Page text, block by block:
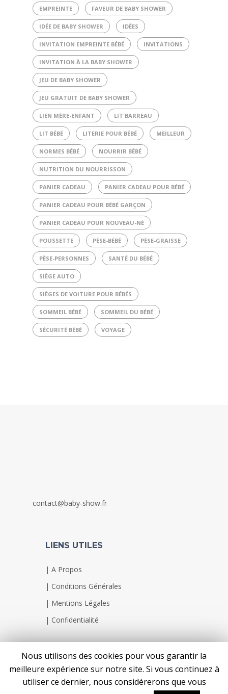
EMPREINTE FAVEUR DE BABY SHOWER
IDÉE DE BABY SHOWER IDÉES
INVITATION EMPREINTE BÉBÉ INVITATIONS
INVITATION À LA BABY SHOWER
JEU DE BABY SHOWER
JEU GRATUIT DE BABY SHOWER
LIEN MÈRE-ENFANT LIT BARREAU
LIT BÉBÉ LITERIE POUR BÉBÉ MEILLEUR
NORMES BÉBÉ NOURRIR BÉBÉ
NUTRITION DU NOURRISSON
PANIER CADEAU PANIER CADEAU POUR BÉBÉ
PANIER CADEAU POUR BÉBÉ GARÇON
PANIER CADEAU POUR NOUVEAU-NÉ
POUSSETTE PÈSE-BÉBÉ PÈSE-GRAISSE
PÈSE-PERSONNES SANTÉ DU BÉBÉ
SIÈGE AUTO
SIÈGES DE VOITURE POUR BÉBÉS
SOMMEIL BÉBÉ SOMMEIL DU BÉBÉ
SÉCURITÉ BÉBÉ VOYAGE
contact@baby-show.fr
LIENS UTILES
| A Propos
| Conditions Générales
| Mentions Légales
| Confidentialité
Nous utilisons des cookies pour vous garantir la
meilleure expérience sur notre site. Si vous continuez à
utiliser ce dernier, nous considérerons que vous